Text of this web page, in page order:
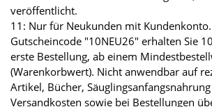
veröffentlicht.
11: Nur für Neukunden mit
Gutscheincode "10NEU26" erhalten Sie
erste Bestellung, ab einem
(Warenkorbwert). Nicht anwendbar auf
Artikel, Bücher,
Versandkosten sowie bei Bestellungen